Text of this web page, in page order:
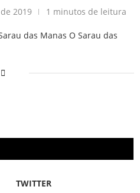
2019 1 minutos de leitura
das Manas O Sarau das
TWITTER